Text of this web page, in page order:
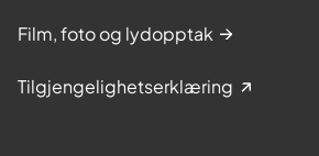
Film, foto og lydopptak
Tilgjengelighetserklæring